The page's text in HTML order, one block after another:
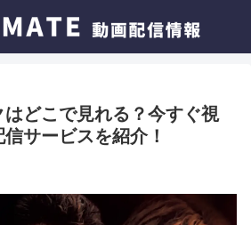
はどこで見れる？今すぐ視
サービスを紹介！